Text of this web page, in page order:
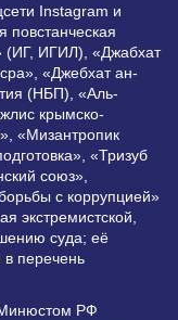
Instagram и
повстанческая
(ИГ, ИГИЛ), «Джабхат
«Джебхат ан-
(НБП), «Аль-
крымско-
«Мизантропик
«Тризуб
союз»,
с коррупцией»
экстремистской,
суда; её
перечень
РФ